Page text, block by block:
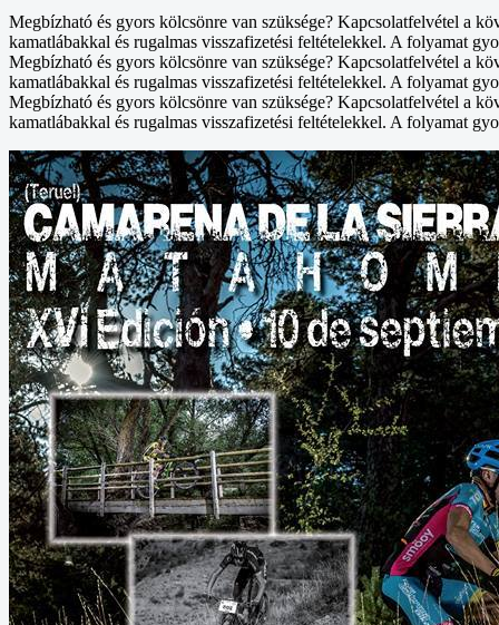
Megbízható és gyors kölcsönre van szüksége? Kapcsolatfelvétel a
kamatlábakkal és rugalmas visszafizetési feltételekkel. A folyamat
Megbízható és gyors kölcsönre van szüksége? Kapcsolatfelvétel a
kamatlábakkal és rugalmas visszafizetési feltételekkel. A folyamat
Megbízható és gyors kölcsönre van szüksége? Kapcsolatfelvétel a
kamatlábakkal és rugalmas visszafizetési feltételekkel. A folyamat